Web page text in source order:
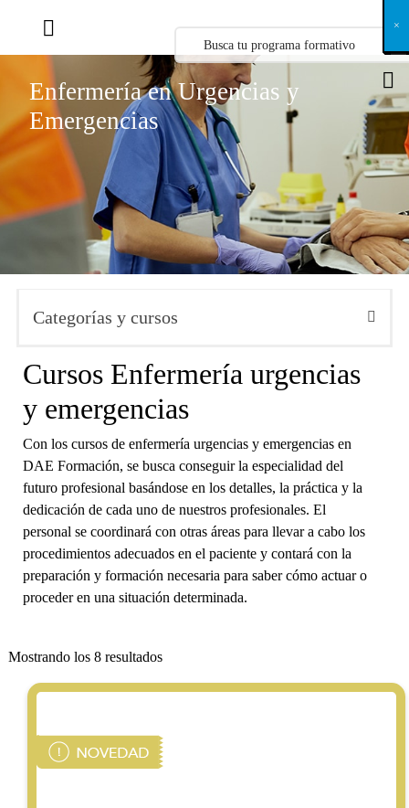
Enfermería en Urgencias y
Emergencias
Categorías y cursos
Cursos Enfermería urgencias
y emergencias
Con los cursos de enfermería urgencias y emergencias en
DAE Formación, se busca conseguir la especialidad del
futuro profesional basándose en los detalles, la práctica y la
dedicación de cada uno de nuestros profesionales. El
personal se coordinará con otras áreas para llevar a cabo los
procedimientos adecuados en el paciente y contará con la
preparación y formación necesaria para saber cómo actuar o
proceder en una situación determinada.
Mostrando los 8 resultados
X
×
×
×
×
×
×
×
×
×
×
×
×
×
×
×
×
×
×
×
×
×
×
×
×
×
×
×
×
×
×
×
×
×
×
×
×
×
×
×
×
×
×
×
×
×
×
×
×
×
×
×
×
×
×
×
×
×
×
×
×
×
×
×
×
×
×
×
×
×
×
×
×
×
×
×
×
×
×
×
×
×
×
×
×
×
×
×
×
×
×
×
×
×
×
×
×
×
×
×
×
×
×
×
×
×
×
×
×
×
×
×
×
×
×
×
×
×
×
×
×
×
×
×
×
×
×
×
×
×
×
×
×
×
×
×
×
×
×
×
×
×
×
×
×
×
×
×
×
×
×
×
×
×
×
×
×
×
×
×
×
×
×
×
×
×
×
×
×
×
×
×
×
×
×
×
×
×
×
×
×
×
×
×
×
×
×
×
×
×
×
×
×
×
×
×
×
×
×
×
×
×
×
×
×
×
×
×
×
×
×
×
×
×
×
×
×